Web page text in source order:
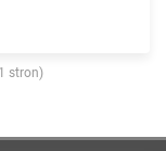
stron)